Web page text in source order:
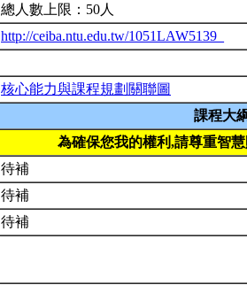
總人數上限：50人
http://ceiba.ntu.edu.tw/1051LAW5139_
核心能力與課程規劃關聯圖
課程大
為確保您我的權利,請尊重智
待補
待補
待補